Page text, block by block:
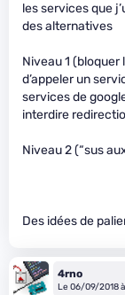
les services que
des alternatives
Niveau 1
d’appeler un
services de
interdire
Niveau 2 (“sus
Des idées de
4rno
Le 06/09/2018